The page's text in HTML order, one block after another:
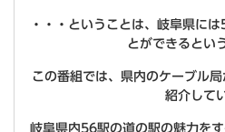
・・・ということは、岐阜県に
とができるとい
この番組では、県内のケーブル
紹介して
岐阜県内56駅の道の駅の魅力を